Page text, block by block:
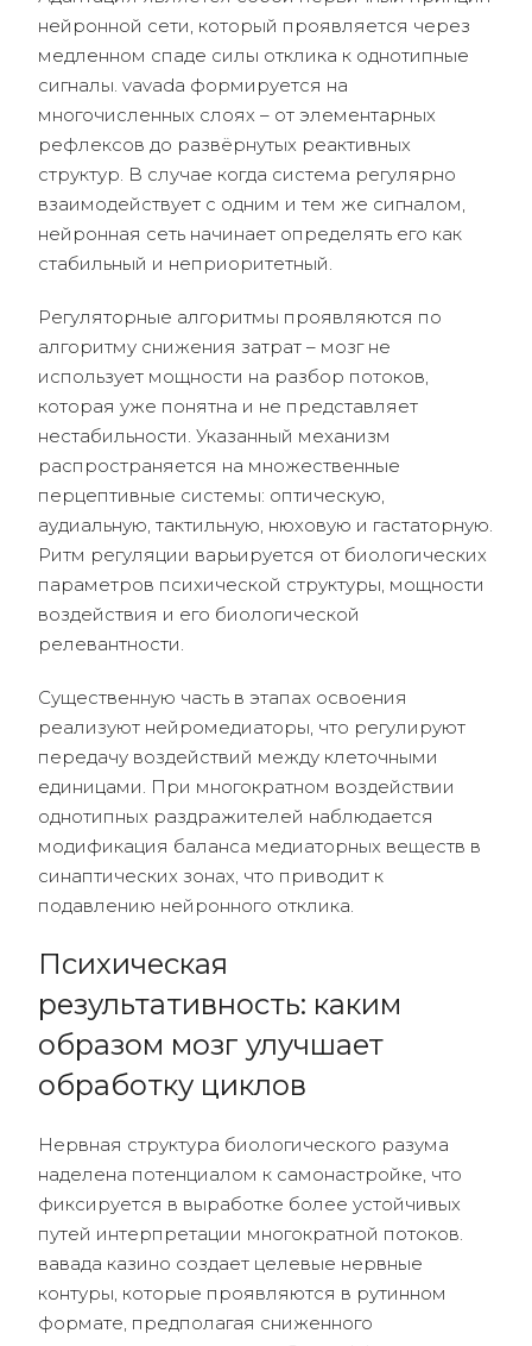
нейронной сети, который проявляется через
медленном спаде силы отклика к однотипные
сигналы. vavada формируется на
многочисленных слоях – от элементарных
рефлексов до развёрнутых реактивных
структур. В случае когда система регулярно
взаимодействует с одним и тем же сигналом,
нейронная сеть начинает определять его как
стабильный и неприоритетный.
Регуляторные алгоритмы проявляются по
алгоритму снижения затрат – мозг не
использует мощности на разбор потоков,
которая уже понятна и не представляет
нестабильности. Указанный механизм
распространяется на множественные
перцептивные системы: оптическую,
аудиальную, тактильную, нюховую и гастаторную.
Ритм регуляции варьируется от биологических
параметров психической структуры, мощности
воздействия и его биологической
релевантности.
Существенную часть в этапах освоения
реализуют нейромедиаторы, что регулируют
передачу воздействий между клеточными
единицами. При многократном воздействии
однотипных раздражителей наблюдается
модификация баланса медиаторных веществ в
синаптических зонах, что приводит к
подавлению нейронного отклика.
Психическая
результативность: каким
образом мозг улучшает
обработку циклов
Нервная структура биологического разума
наделена потенциалом к самонастройке, что
фиксируется в выработке более устойчивых
путей интерпретации многократной потоков.
вавада казино создает целевые нервные
контуры, которые проявляются в рутинном
формате, предполагая сниженного